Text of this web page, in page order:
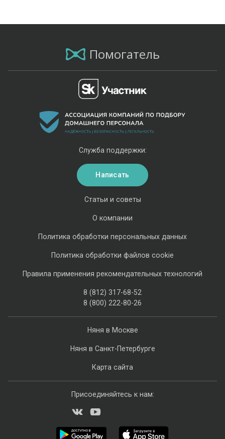
Помогатель
Няня в Москве
Няня в Санкт-Петербурге
Карта сайта
Статьи и советы
О компании
Политика обработки персональных данных
Политика обработки файлов cookie
Правила применения рекомендательных технологий
8 (812) 317-68-52
8 (800) 222-80-26
Служба поддержки:
Написать
Присоединяйтесь к нам: